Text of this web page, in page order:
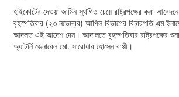
হাইকোর্টের দেওয়া জামিন স্থগিত চেয়ে রাষ্ট্রপক্ষের করা
বৃহস্পতিবার (২৩ নভেম্বর) আপিল বিভাগের বিচারপতি এম
আদলত এই আদেশ দেন। আদালতে বৃহস্পতিবার রাষ্ট্রপক্ষের
অ্যাটর্নি জেনারেল মো. সারোয়ার হোসেন বাপ্পী।